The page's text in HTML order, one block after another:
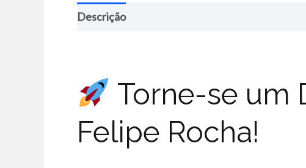
Descrição
Torne-se um
Felipe Rocha!